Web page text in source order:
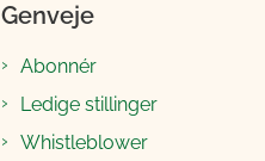
Genveje
Abonnér
Ledige stillinger
Whistleblower